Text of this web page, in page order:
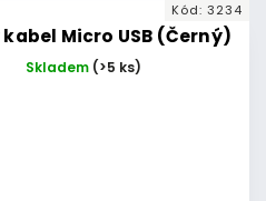
Micro USB (Černý)
Skladem (>5 ks)
Kód: 3234